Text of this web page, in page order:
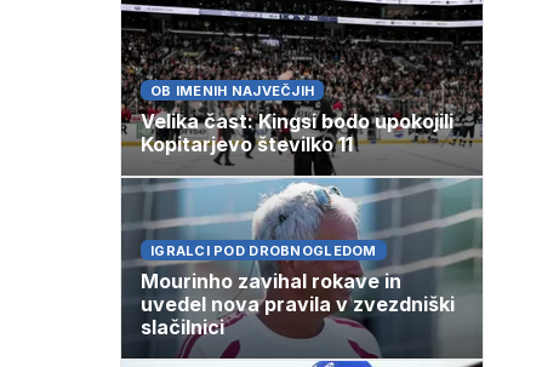
OB IMENIH NAJVEČJIH
Velika čast: Kingsi bodo upokojili
Kopitarjevo številko 11
IGRALCI POD DROBNOGLEDOM
Mourinho zavihal rokave in
uvedel nova pravila v zvezdniški
slačilnici